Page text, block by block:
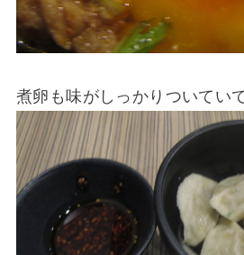
煮卵も味がしっかりついてい